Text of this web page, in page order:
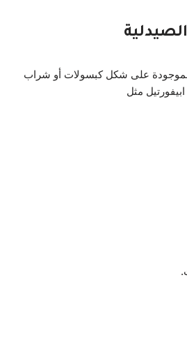
على شكل كبسولات أو شراب
مثل